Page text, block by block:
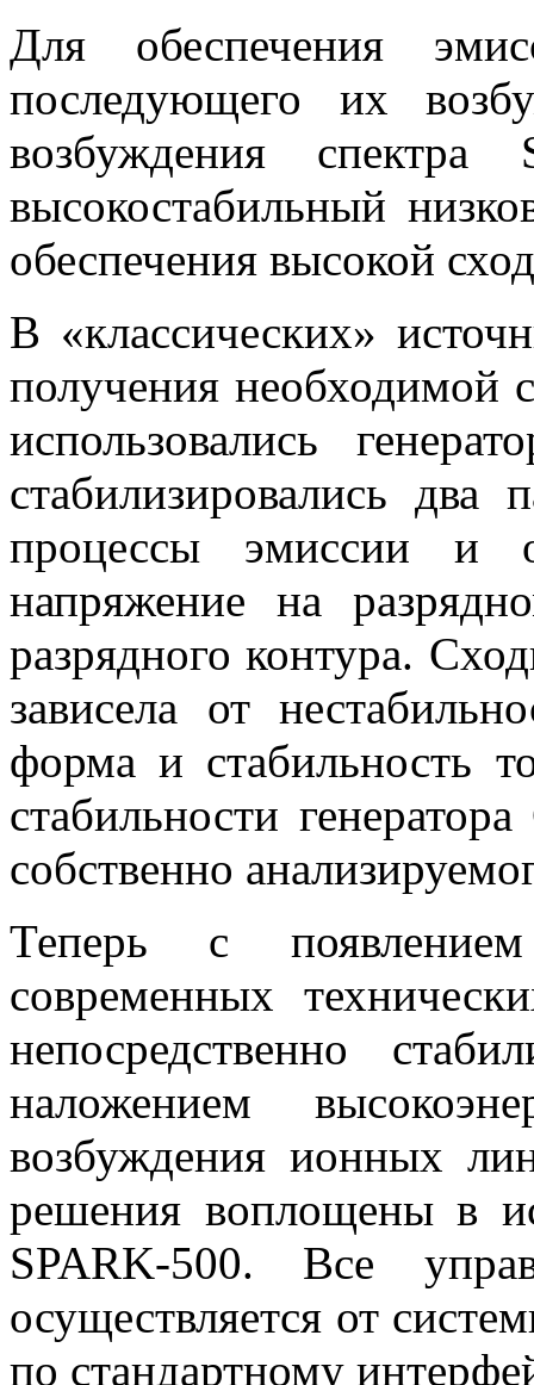
Для обеспечения
последующего их
возбуждения спектра
высокостабильный
обеспечения высокой
В «классических»
получения необходимой
использовались
стабилизировались два
процессы эмиссии и
напряжение на
разрядного контура.
зависела от
форма и стабильность
стабильности
собственно
Теперь с
современных
непосредственно
наложением
возбуждения ионных
решения воплощены в
SPARK-500. Все
осуществляется от
по стандартному